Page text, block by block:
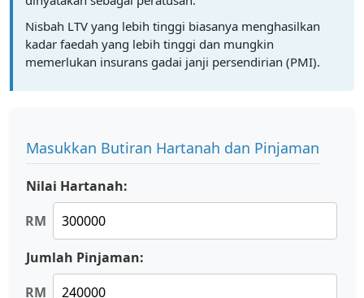
Nisbah LTV yang lebih tinggi biasanya menghasilkan
kadar faedah yang lebih tinggi dan mungkin
memerlukan insurans gadai janji persendirian (PMI).
Masukkan Butiran Hartanah dan Pinjaman
Nilai Hartanah:
RM
Jumlah Pinjaman:
RM